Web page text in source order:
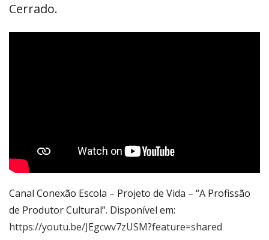
Cerrado.
Canal Conexão Escola – Projeto de Vida – “A Profissão
de Produtor Cultural”. Disponível em:
https://youtu.be/JEgcwv7zUSM?feature=shared